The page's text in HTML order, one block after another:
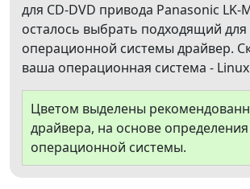
для CD-DVD привода Panasonic LK-
осталось выбрать подходящий
операционной системы драйвер.
ваша операционная система -
Цветом выделены
драйвера, на основе
операционной системы.